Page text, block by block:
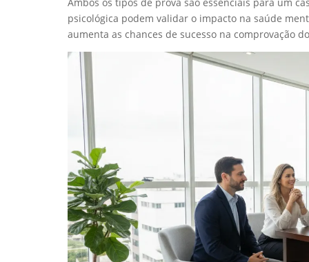
psicológica podem validar o impacto na saúde
aumenta as chances de sucesso na comprovação